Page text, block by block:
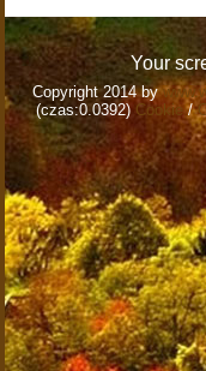
Your
Copyright 2014 by
(czas:0.0392) Cookie/